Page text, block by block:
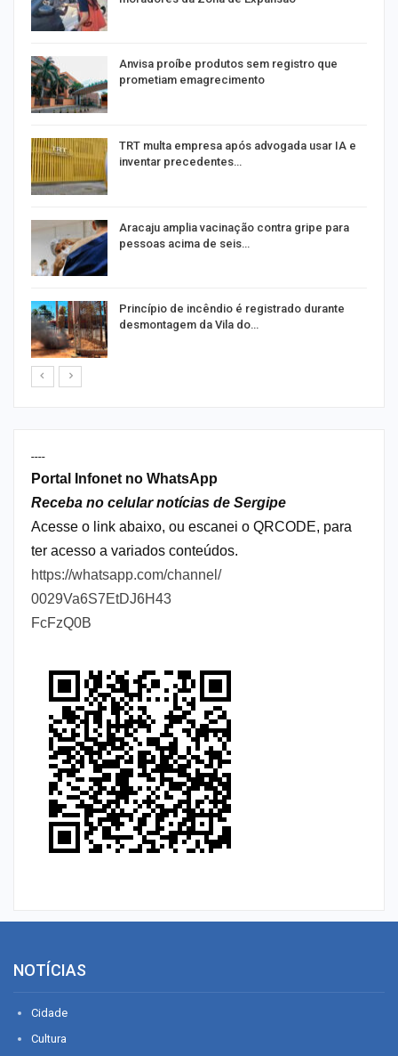
Anvisa proíbe produtos sem registro que
prometiam emagrecimento
TRT multa empresa após advogada usar IA e
inventar precedentes…
Aracaju amplia vacinação contra gripe para
pessoas acima de seis…
Princípio de incêndio é registrado durante
desmontagem da Vila do…
----
Portal Infonet no WhatsApp
Receba no celular notícias de Sergipe
Acesse o link abaixo, ou escanei o QRCODE, para
ter acesso a variados conteúdos.
https://whatsapp.com/channel/
0029Va6S7EtDJ6H43
FcFzQ0B
NOTÍCIAS
Cidade
Cultura